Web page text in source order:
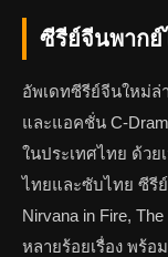
ซีรีย์จีนพากย์
อัพเดทซีรีย์จีนใหม่
และแอคชั่น C-
ในประเทศไทย ด้ว
ไทยและซับไทย ซีรีย์
Nirvana in Fire,
หลายร้อยเรื่อง พร้